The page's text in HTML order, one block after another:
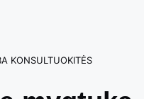
KONSULTUOKITĖS